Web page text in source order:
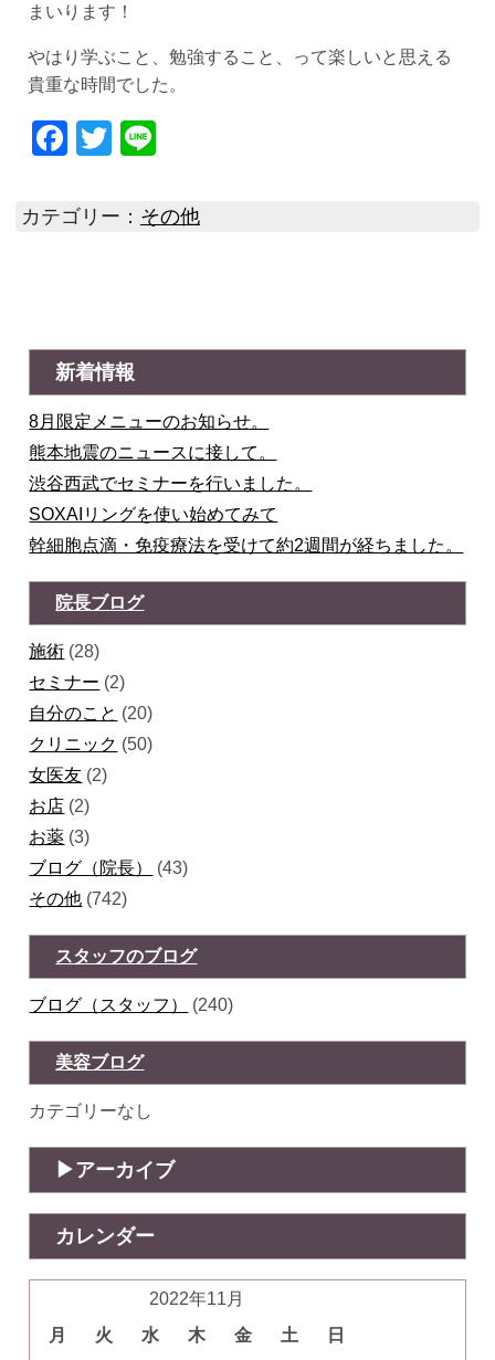
まいります！
やはり学ぶこと、勉強すること、って楽しいと思える
貴重な時間でした。
Facebook
Twitter
Line
カテゴリー： その他
新着情報
8月限定メニューのお知らせ。
熊本地震のニュースに接して。
渋谷西武でセミナーを行いました。
SOXAIリングを使い始めてみて
幹細胞点滴・免疫療法を受けて約2週間が経ちました。
院長ブログ
施術 (28)
セミナー (2)
自分のこと (20)
クリニック (50)
女医友 (2)
お店 (2)
お薬 (3)
ブログ（院長）
(43)
その他 (742)
スタッフのブログ
ブログ（スタッフ） (240)
美容ブログ
カテゴリーなし
アーカイブ
カレンダー
2022年11月
月
火 水 木 金 土 日